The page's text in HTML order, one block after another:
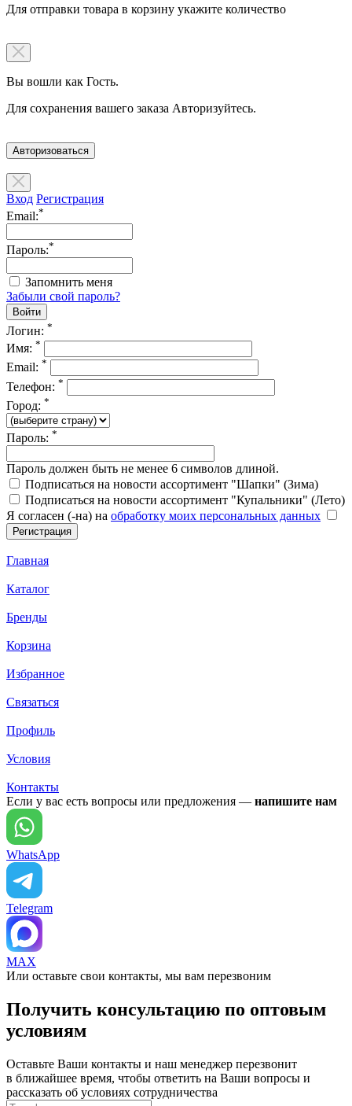
Для отправки товара в корзину укажите количество
Вы вошли как Гость.
Для сохранения вашего заказа Авторизуйтесь.
Авторизоваться
Вход Регистрация
Email:*
Пароль:*
Запомнить меня
Забыли свой пароль?
Логин: *
Имя: *
Email: *
Телефон: *
Город: *
Пароль: *
Пароль должен быть не менее 6 символов длиной.
Подписаться на новости ассортимент "Шапки" (Зима)
Подписаться на новости ассортимент "Купальники" (Лето)
Я согласен (-на) на обработку моих персональных данных
Главная
Каталог
Бренды
Корзина
Избранное
Связаться
Профиль
Условия
Контакты
Если у вас есть вопросы или предложения — напишите нам
WhatsApp
Telegram
MAX
Или оставьте свои контакты, мы вам перезвоним
Получить консультацию по оптовым
условиям
Оставьте Ваши контакты и наш менеджер перезвонит
в ближайшее время, чтобы ответить на Ваши вопросы и
рассказать об условиях сотрудничества